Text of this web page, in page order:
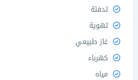
تدفئة
تهوية
غاز طبيعي
كهرباء
مياه